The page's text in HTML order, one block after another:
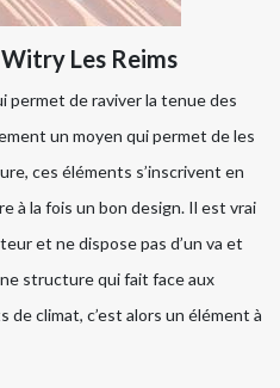
Les Reims
de raviver la tenue des
un moyen qui permet de les
ces éléments s’inscrivent en
à la fois un bon design. Il est vrai
et ne dispose pas d’un va et
structure qui fait face aux
climat, c’est alors un élément à